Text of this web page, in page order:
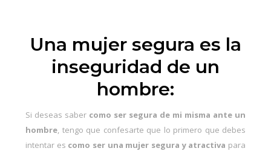
Una mujer segura es la
inseguridad de un
hombre:
Si deseas saber como ser segura de mi misma ante un
hombre, tengo que confesarte que lo primero que debes
intentar es como ser una mujer segura y atractiva para